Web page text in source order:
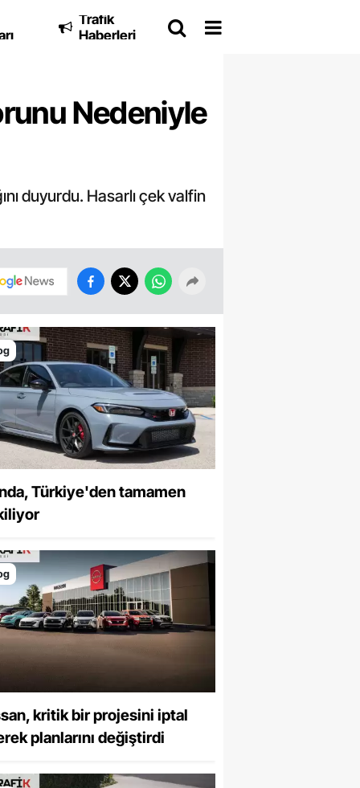
Trafik
Haberleri
Nedeniyle
duyurdu. Hasarlı çek valfin
Türkiye'den tamamen
kritik bir projesini iptal
planlarını değiştirdi